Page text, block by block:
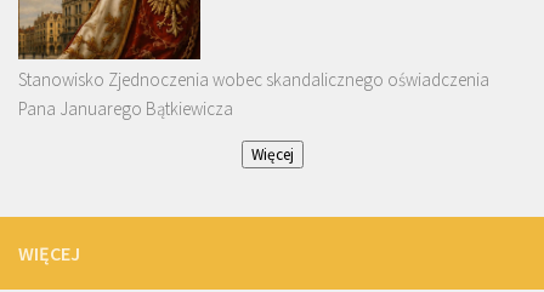
Stanowisko Zjednoczenia wobec skandalicznego oświadczenia
Pana Januarego Bątkiewicza
Więcej
WIĘCEJ